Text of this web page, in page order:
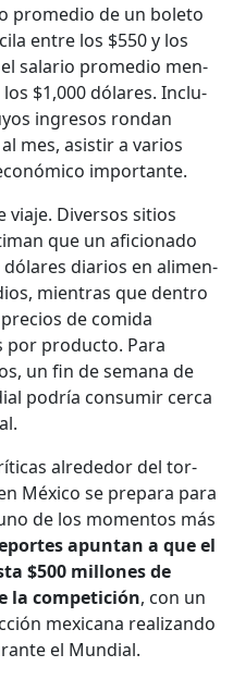
prome­dio de un bole­to
entre los $550 y los
salario prome­dio men­
$1,000 dólares. Inclu­
ingre­sos ron­dan
mes, asi­s­tir a var­ios
impor­tante.
via­je. Diver­sos sitios
que un afi­ciona­do
dólares diar­ios en ali­men­
mien­tras que den­tro
de comi­da
por pro­duc­to. Para
un fin de sem­ana de
podría con­sumir cer­ca
alrede­dor del tor­
Méx­i­co se prepara para
de los momen­tos más
apun­tan a que el
$500 mil­lones de
la com­peti­ción, con un
mex­i­cana real­izan­do
el Mundi­al.